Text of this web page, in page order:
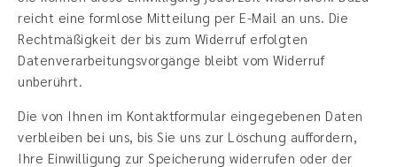
reicht eine formlose Mitteilung per E-Mail an uns. Die
Rechtmäßigkeit der bis zum Widerruf erfolgten
Datenverarbeitungsvorgänge bleibt vom Widerruf
unberührt.
Die von Ihnen im Kontaktformular eingegebenen Daten
verbleiben bei uns, bis Sie uns zur Löschung auffordern,
Ihre Einwilligung zur Speicherung widerrufen oder der